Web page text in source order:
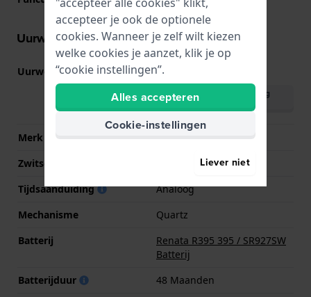
Uurwerk informatie
Uurwerk nr. 5130.D
Download handleiding
Merk uurwerk
Ronda
Zwitsers uurwerk
Tijdsaanduiding
Analoog
Mechanisme
Quartz
Batterij
Renata R395 395 / SR927SW
Batterij
Batterijduur
48 Maanden
accepteer je ook de optionele
cookies. Wanneer je zelf wilt kiezen
welke cookies je aanzet, klik je op
“cookie instellingen”.
Alles accepteren
Cookie-instellingen
Liever niet